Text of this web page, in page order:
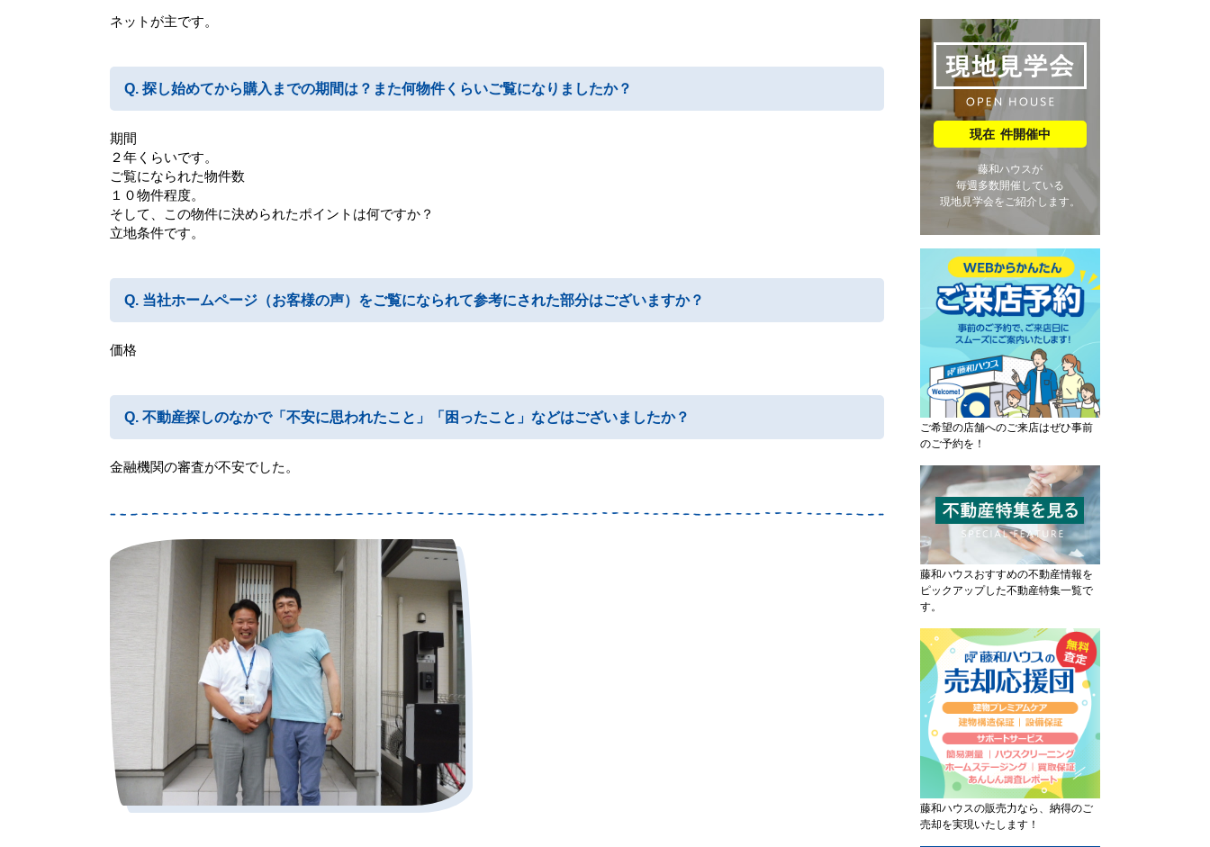
ネットが主です。
探し始めてから購入までの期間は？また何物件くらいご覧になりましたか？
期間
２年くらいです。
ご覧になられた物件数
１０物件程度。
そして、この物件に決められたポイントは何ですか？
立地条件です。
当社ホームページ（お客様の声）をご覧になられて参考にされた部分はございますか？
価格
不動産探しのなかで「不安に思われたこと」「困ったこと」などはございましたか？
金融機関の審査が不安でした。
件開催中
藤和ハウスが
毎週多数開催している
現地見学会をご紹介します。
ご希望の店舗へのご来店はぜひ事前
のご予約を！
藤和ハウスおすすめの不動産情報を
ピックアップした不動産特集一覧で
す。
藤和ハウスの販売力なら、納得のご
売却を実現いたします！